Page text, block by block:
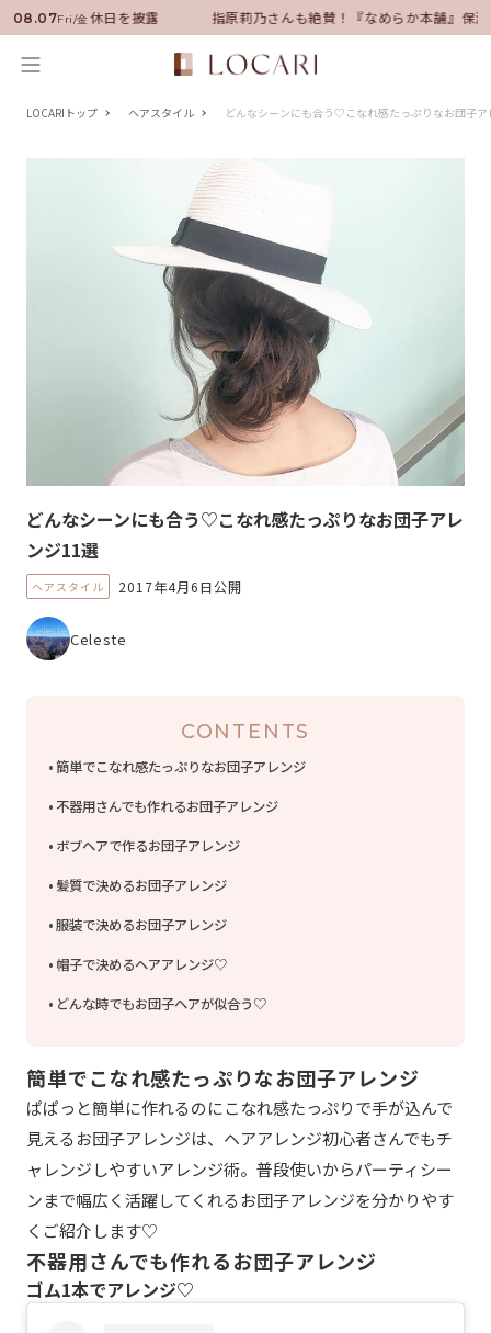
08.07Fri/金
いい男の休日を披露 指原莉乃さんも絶賛！『なめらか本舗』保湿
LOCARIトップ ヘアスタイル どんなシーンにも合う♡こなれ感たっぷりなお団子
どんなシーンにも合う♡こなれ感たっぷりなお団子アレ
ンジ11選
ヘアスタイル 2017年4月6日公開
Celeste
CONTENTS
簡単でこなれ感たっぷりなお団子アレンジ
不器用さんでも作れるお団子アレンジ
ボブヘアで作るお団子アレンジ
髪質で決めるお団子アレンジ
服装で決めるお団子アレンジ
帽子で決めるヘアアレンジ♡
どんな時でもお団子ヘアが似合う♡
簡単でこなれ感たっぷりなお団子アレンジ
ぱぱっと簡単に作れるのにこなれ感たっぷりで手が込んで
見えるお団子アレンジは、ヘアアレンジ初心者さんでもチ
ャレンジしやすいアレンジ術。普段使いからパーティシー
ンまで幅広く活躍してくれるお団子アレンジを分かりやす
くご紹介します♡
不器用さんでも作れるお団子アレンジ
ゴム1本でアレンジ♡